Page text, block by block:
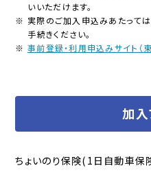
いいただけます。
※ 実際のご加入申込みあたっては
手続きください。
※ 事前登録・利用申込みサイト（
加入
ちょいのり保険(1日自動車